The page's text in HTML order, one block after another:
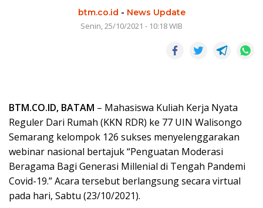
btm.co.id - News Update
Senin, 25/10/2021 - 10:18 WIB
BTM.CO.ID, BATAM – Mahasiswa Kuliah Kerja Nyata
Reguler Dari Rumah (KKN RDR) ke 77 UIN Walisongo
Semarang kelompok 126 sukses menyelenggarakan
webinar nasional bertajuk “Penguatan Moderasi
Beragama Bagi Generasi Millenial di Tengah Pandemi
Covid-19.” Acara tersebut berlangsung secara virtual
pada hari, Sabtu (23/10/2021).